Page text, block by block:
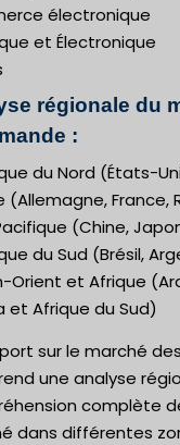
électronique
et Électronique
régionale du
:
du Nord (États-
(Allemagne, France,
(Chine,
du Sud (Brésil,
Orient et Afrique
et Afrique du Sud)
sur le marché
une analyse
complète
dans différentes